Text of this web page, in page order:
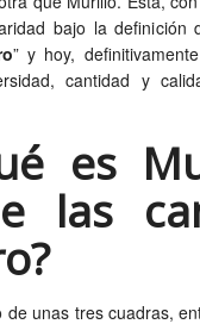
bajo la definición
” y hoy,
cantidad y
es
las
de unas tres cuadras,